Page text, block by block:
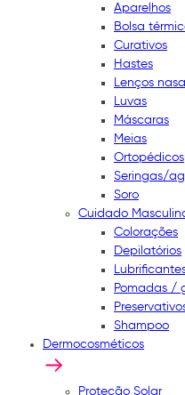
Aparelhos
Bolsa
Curativos
Hastes
Lenços
Luvas
Máscaras
Meias
Ortopédicos
Seringas/
Soro
Cuidado
Colorações
Depilatórios
Pomadas /
Shampoo
Dermocosméticos
Proteção Solar